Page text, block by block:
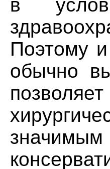
в
Поэтому
обычно
значимым